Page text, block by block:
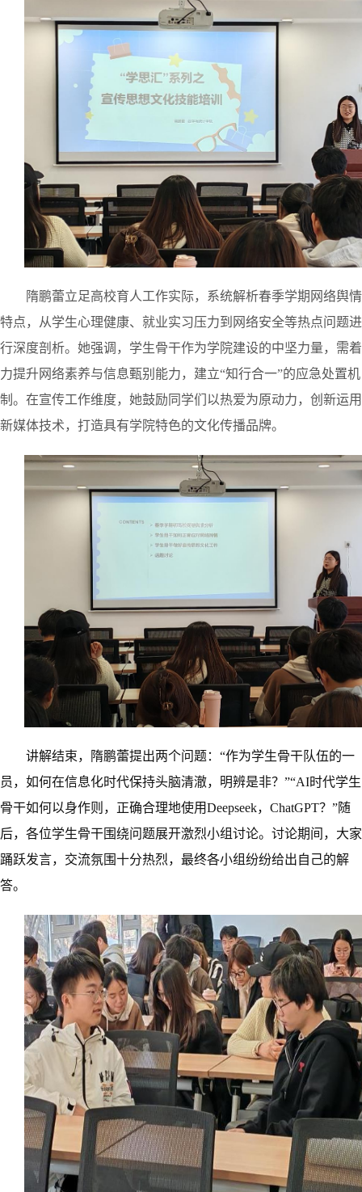
隋鹏蕾立足高校育人工作实际，系统解析春季学期网络舆情
特点，从学生心理健康、就业实习压力到网络安全等热点问题进
行深度剖析。她强调，学生骨干作为学院建设的中坚力量，需着
力提升网络素养与信息甄别能力，建立“知行合一”的应急处置机
制。在宣传工作维度， 她鼓励同学们以热爱为原动力，创新运用
新媒体技术，打造具有学院特色的文化传播品牌。
讲解结束，隋鹏蕾提出两个问题： “作为学生骨干队伍的一
员，如何在信息化时代保持头脑清澈，明辨是非？”“AI时代学生
骨干如何以身作则，正确合理地使用Deepseek，ChatGPT？”随
后，各位学生骨干围绕问题展开激烈小组讨论。讨论期间，大家
踊跃发言，交流氛围十分热烈，最终各小组纷纷给出自己的解
答。